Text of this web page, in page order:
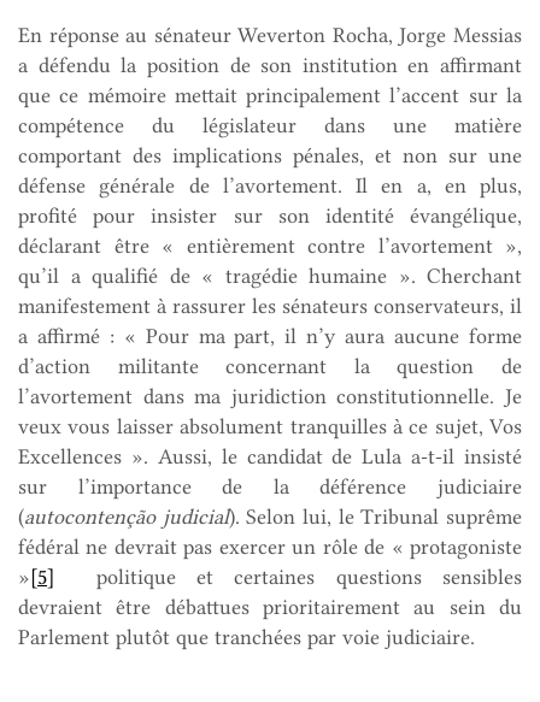
En réponse au sénateur Weverton Rocha, Jorge Messias
a défendu la position de son institution en affirmant
que ce mémoire mettait principalement l’accent sur la
compétence du législateur dans une matière
comportant des implications pénales, et non sur une
défense générale de l’avortement. Il en a, en plus,
profité pour insister sur son identité évangélique,
déclarant être « entièrement contre l’avortement »,
qu’il a qualifié de « tragédie humaine ». Cherchant
manifestement à rassurer les sénateurs conservateurs, il
a affirmé : « Pour ma part, il n’y aura aucune forme
d’action militante concernant la question de
l’avortement dans ma juridiction constitutionnelle. Je
veux vous laisser absolument tranquilles à ce sujet, Vos
Excellences ». Aussi, le candidat de Lula a-t-il insisté
sur l’importance de la déférence judiciaire
(autocontenção judicial). Selon lui, le Tribunal suprême
fédéral ne devrait pas exercer un rôle de « protagoniste
»[5] politique et certaines questions sensibles
devraient être débattues prioritairement au sein du
Parlement plutôt que tranchées par voie judiciaire.